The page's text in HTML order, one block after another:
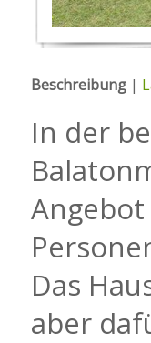
Beschreibung |
In der
Das
aber